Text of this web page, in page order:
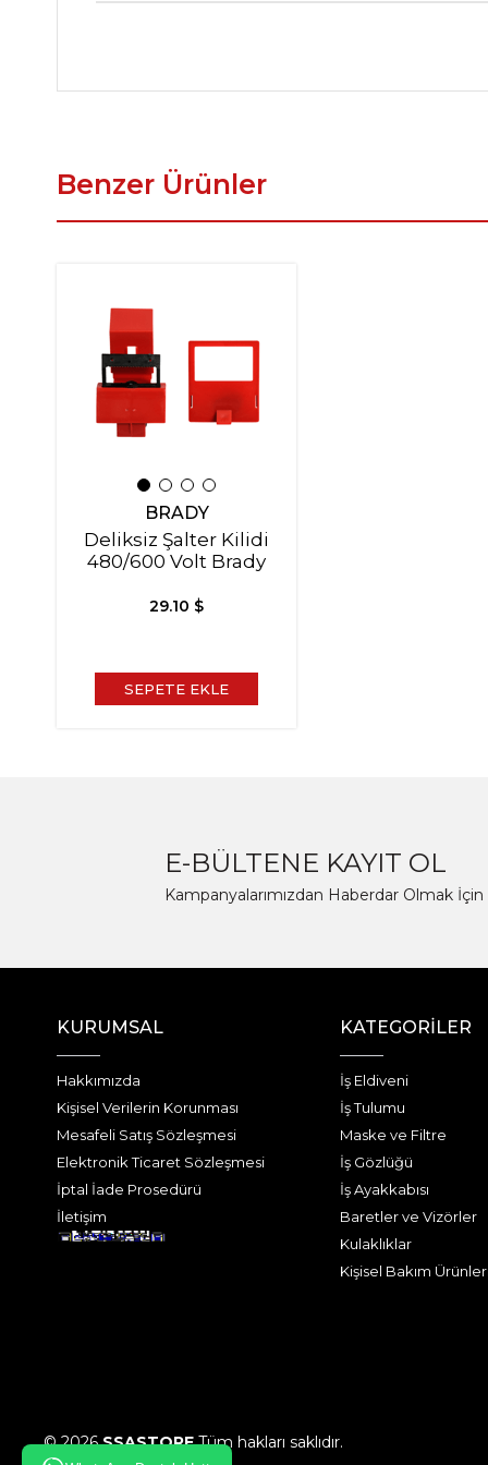
Benzer Ürünler
BRADY
Deliksiz Şalter Kilidi
480/600 Volt Brady
29.10 $
SEPETE EKLE
E-BÜLTENE KAYIT OL
Kampanyalarımızdan Haberdar Olmak İçin
KURUMSAL
Hakkımızda
Kişisel Verilerin Korunması
Mesafeli Satış Sözleşmesi
Elektronik Ticaret Sözleşmesi
İptal İade Prosedürü
İletişim
KATEGORİLER
İş Eldiveni
İş Tulumu
Maske ve Filtre
İş Gözlüğü
İş Ayakkabısı
Baretler ve Vizörler
Kulaklıklar
Kişisel Bakım
© 2026SSASTORETüm hakları saklıdır.